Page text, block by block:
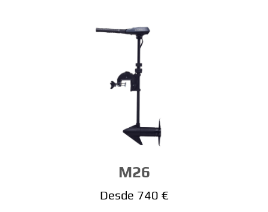
M26
Desde 740 €